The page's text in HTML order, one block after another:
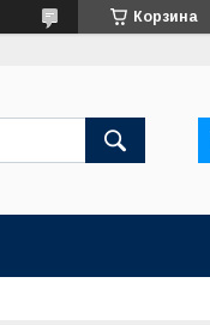
Корзина